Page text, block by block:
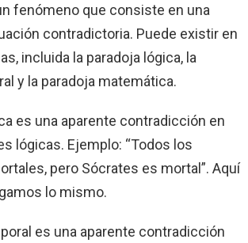
fenómeno que consiste en una
contradictoria. Puede existir en
incluida la paradoja lógica, la
y la paradoja matemática.
es una aparente contradicción en
lógicas. Ejemplo: “Todos los
pero Sócrates es mortal”. Aquí
lo mismo.
es una aparente contradicción